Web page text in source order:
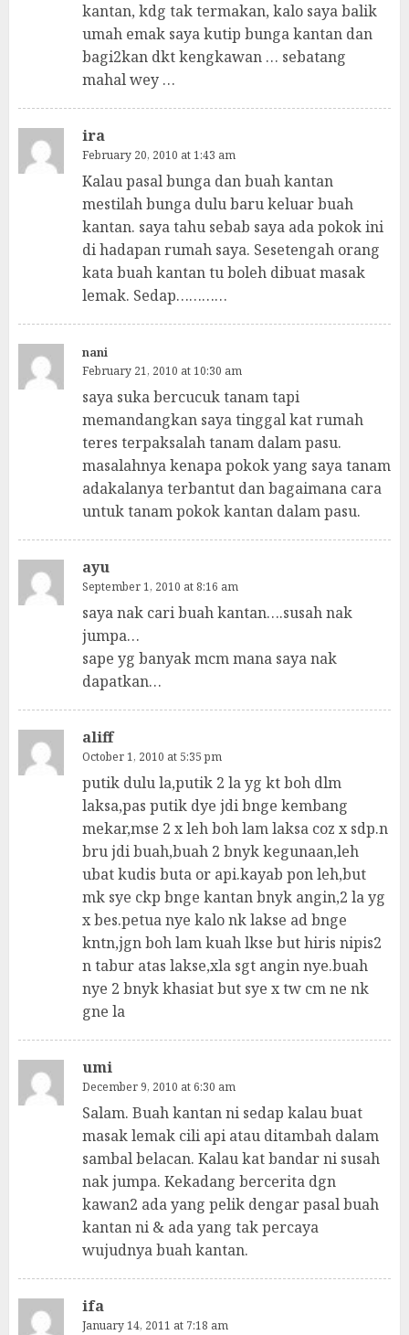
kantan, kdg tak termakan, kalo saya balik
umah emak saya kutip bunga kantan dan
bagi2kan dkt kengkawan … sebatang
mahal wey …
ira
February 20, 2010 at 1:43 am
Kalau pasal bunga dan buah kantan
mestilah bunga dulu baru keluar buah
kantan. saya tahu sebab saya ada pokok ini
di hadapan rumah saya. Sesetengah orang
kata buah kantan tu boleh dibuat masak
lemak. Sedap…………
nani
February 21, 2010 at 10:30 am
saya suka bercucuk tanam tapi
memandangkan saya tinggal kat rumah
teres terpaksalah tanam dalam pasu.
masalahnya kenapa pokok yang saya tanam
adakalanya terbantut dan bagaimana cara
untuk tanam pokok kantan dalam pasu.
ayu
September 1, 2010 at 8:16 am
saya nak cari buah kantan….susah nak
jumpa…
sape yg banyak mcm mana saya nak
dapatkan…
aliff
October 1, 2010 at 5:35 pm
putik dulu la,putik 2 la yg kt boh dlm
laksa,pas putik dye jdi bnge kembang
mekar,mse 2 x leh boh lam laksa coz x sdp.n
bru jdi buah,buah 2 bnyk kegunaan,leh
ubat kudis buta or api.kayab pon leh,but
mk sye ckp bnge kantan bnyk angin,2 la yg
x bes.petua nye kalo nk lakse ad bnge
kntn,jgn boh lam kuah lkse but hiris nipis2
n tabur atas lakse,xla sgt angin nye.buah
nye 2 bnyk khasiat but sye x tw cm ne nk
gne la
umi
December 9, 2010 at 6:30 am
Salam. Buah kantan ni sedap kalau buat
masak lemak cili api atau ditambah dalam
sambal belacan. Kalau kat bandar ni susah
nak jumpa. Kekadang bercerita dgn
kawan2 ada yang pelik dengar pasal buah
kantan ni & ada yang tak percaya
wujudnya buah kantan.
ifa
January 14, 2011 at 7:18 am